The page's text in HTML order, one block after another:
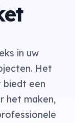
in uw
Het
biedt een
het maken,